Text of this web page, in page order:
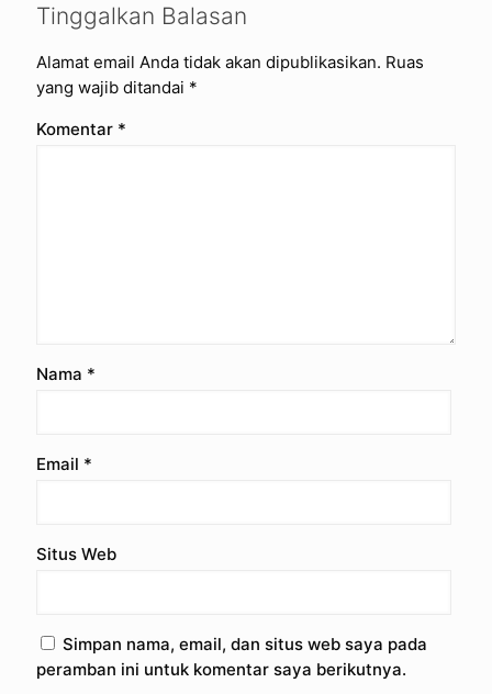
Tinggalkan Balasan
Alamat email Anda tidak akan dipublikasikan. Ruas
yang wajib ditandai *
Komentar *
Nama *
Email *
Situs Web
Simpan nama, email, dan situs web saya pada
peramban ini untuk komentar saya berikutnya.